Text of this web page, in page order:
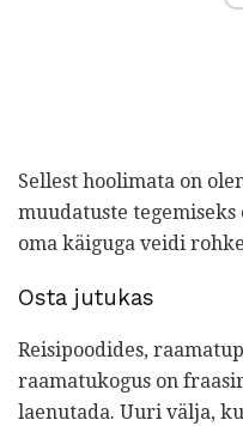
Sellest hoolimata on
muudatuste
oma käiguga veidi
Osta jutukas
Reisipoodides,
raamatukogus on
laenutada. Uuri välja,